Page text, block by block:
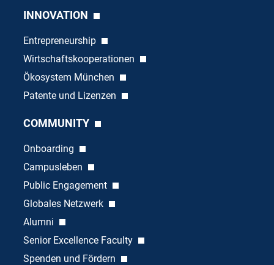
INNOVATION
Entrepreneurship
Wirtschaftskooperationen
Ökosystem München
Patente und Lizenzen
COMMUNITY
Onboarding
Campusleben
Public Engagement
Globales Netzwerk
Alumni
Senior Excellence Faculty
Spenden und Fördern